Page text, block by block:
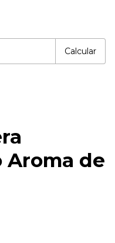
Calcular
Aroma de